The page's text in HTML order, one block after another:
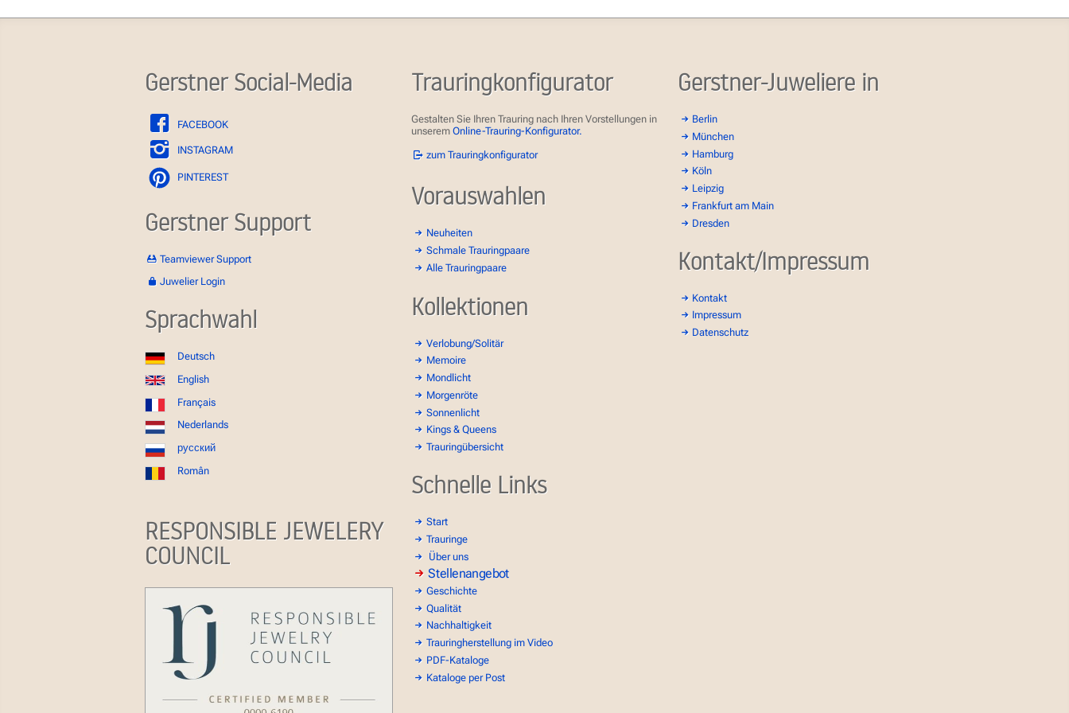
Gerstner Social-Media
FACEBOOK
INSTAGRAM
PINTEREST
Gerstner Support
Teamviewer Support
Juwelier Login
Sprachwahl
Deutsch
English
Français
Nederlands
русский
Român
RESPONSIBLE JEWELERY
COUNCIL
Trauringkonfigurator
Gestalten Sie Ihren Trauring nach Ihren Vorstellungen in
unserem Online-Trauring-Konfigurator.
zum Trauringkonfigurator
Vorauswahlen
Neuheiten
Schmale Trauringpaare
Alle Trauringpaare
Kollektionen
Verlobung/Solitär
Memoire
Mondlicht
Morgenröte
Sonnenlicht
Kings & Queens
Trauringübersicht
Schnelle Links
Start
Trauringe
Über uns
Stellenangebot
Geschichte
Qualität
Nachhaltigkeit
Trauringherstellung im Video
PDF-Kataloge
Kataloge per Post
Gerstner-Juweliere in
Berlin
München
Hamburg
Köln
Leipzig
Frankfurt am Main
Dresden
Kontakt/Impressum
Kontakt
Impressum
Datenschutz